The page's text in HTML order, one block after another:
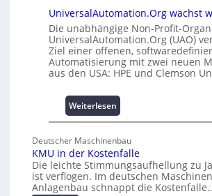
h
e
m
m
n
i
e
c
h
a
f
0
A
UniversalAutomation.Org wächst
Die unabhängige Non-Profit-
UniversalAutomation.Org (UAO)
Ziel einer offenen,
Automatisierung mit zwei neuen
aus den USA: HPE und Clemson
Weiterlesen
U
i
v
e
r
Deutscher Maschinenbau
KMU in der Kostenfalle
Die leichte Stimmungsaufhellung zu
ist verflogen. Im deutschen
Anlagenbau schnappt die